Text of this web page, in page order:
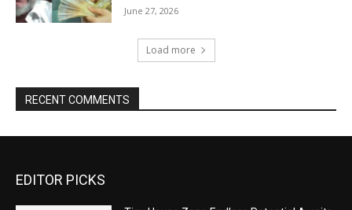
June 27, 2026
Load more
RECENT COMMENTS
EDITOR PICKS